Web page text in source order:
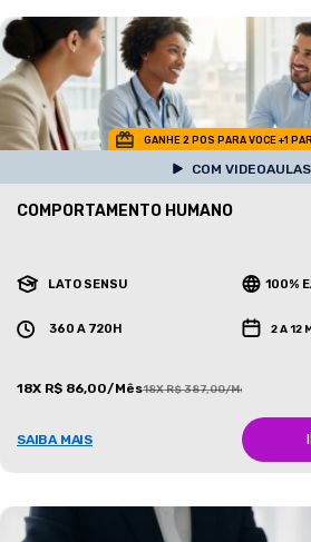
GANHE 2 POS PARA VOCE +1
COM VIDEOAULAS
COMPORTAMENTO HUMANO
LATO SENSU 100%
360 A 720H 2 A 12
18X R$ 86,00/Mês18X R$ 387,00/Mês
SAIBA MAIS